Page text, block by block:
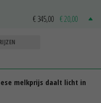
€ 345,00 € 20,00
melkprijs daalt licht in